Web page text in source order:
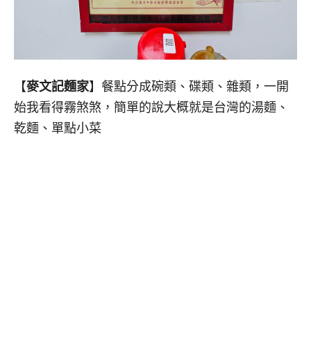
【麥文記麵家】餐點分成碗類、碟類、雜類，一開
始我看得霧煞煞，簡單的說大概就是台灣的湯麵、
乾麵、單點小菜